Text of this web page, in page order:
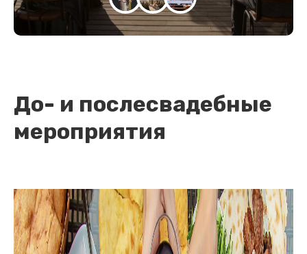
До- и послесвадебные
мероприятия